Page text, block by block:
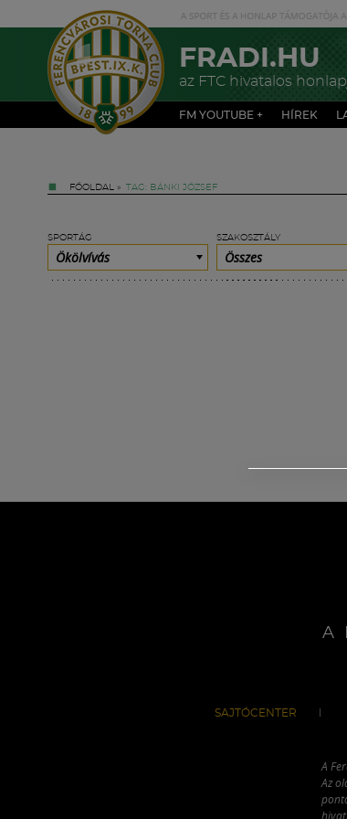
FRADI.HU
az FTC hivatalos
FM YOUTUBE + HÍREK
FŐOLDAL » TAG: BÁNKI JÓZSEF
SPORTÁG
Ökölvívás
SZAKOSZTÁLY
Összes
A
SAJTÓCENTER
A
Az